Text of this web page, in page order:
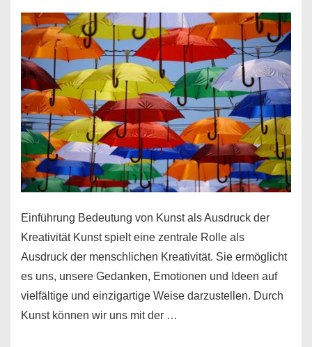
Geschichten
erzählen
Einführung Bedeutung von Kunst als Ausdruck der
Kreativität Kunst spielt eine zentrale Rolle als
Ausdruck der menschlichen Kreativität. Sie ermöglicht
es uns, unsere Gedanken, Emotionen und Ideen auf
vielfältige und einzigartige Weise darzustellen. Durch
Kunst können wir uns mit der …